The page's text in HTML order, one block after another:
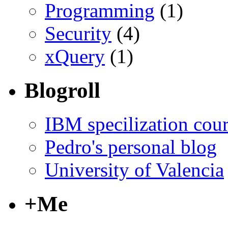
Programming (1)
Security (4)
xQuery (1)
Blogroll
IBM specilization
Pedro's personal blog
University of Valencia
+Me